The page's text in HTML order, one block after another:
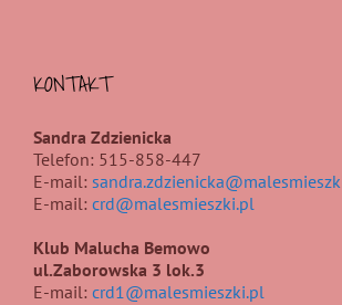
KONTAKT
Sandra Zdzienicka
Telefon: 515-858-447
E-mail:
E-mail: crd@malesmieszki.pl
Klub Malucha Bemowo
ul.Zaborowska 3 lok.3
E-mail: crd1@malesmieszki.pl